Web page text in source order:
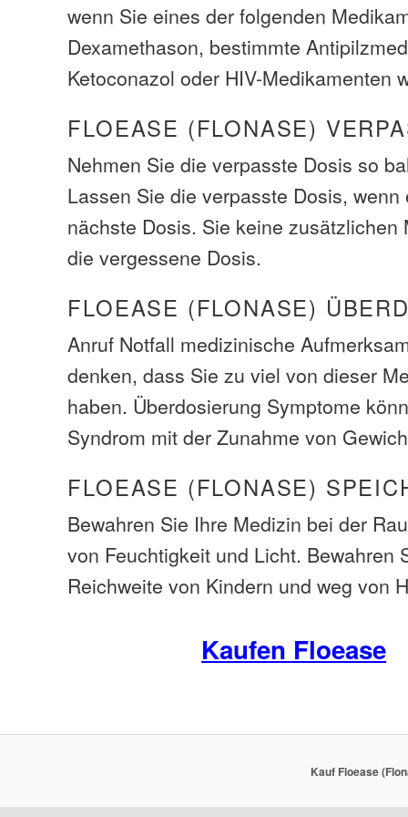
wenn Sie eines der folgenden
Dexamethason, bestimmte
Ketoconazol oder HIV-Medikamenten
FLOEASE (FLONASE)
Nehmen Sie die verpasste Dosis so
Lassen Sie die verpasste Dosis,
nächste Dosis. Sie keine zusätzlichen
die vergessene Dosis.
FLOEASE (FLONASE)
Anruf Notfall medizinische
denken, dass Sie zu viel von dieser
haben. Überdosierung Symptome
Syndrom mit der Zunahme von
FLOEASE (FLONASE)
Bewahren Sie Ihre Medizin bei der
von Feuchtigkeit und Licht. Bewahren
Reichweite von Kindern und weg von
Kaufen Floease
Kauf Floease